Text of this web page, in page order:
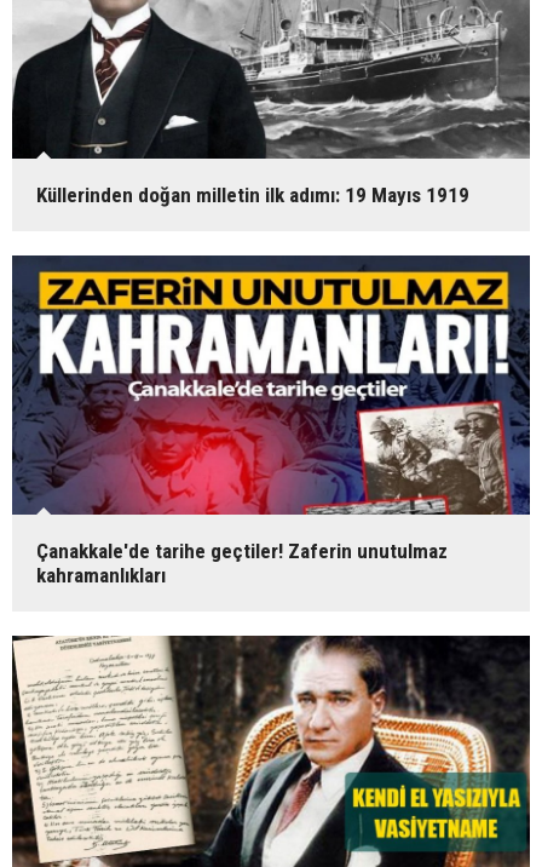
Küllerinden doğan milletin ilk adımı: 19 Mayıs 1919
Çanakkale'de tarihe geçtiler! Zaferin unutulmaz
kahramanlıkları